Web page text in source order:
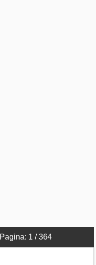
Pagina: 1 /364